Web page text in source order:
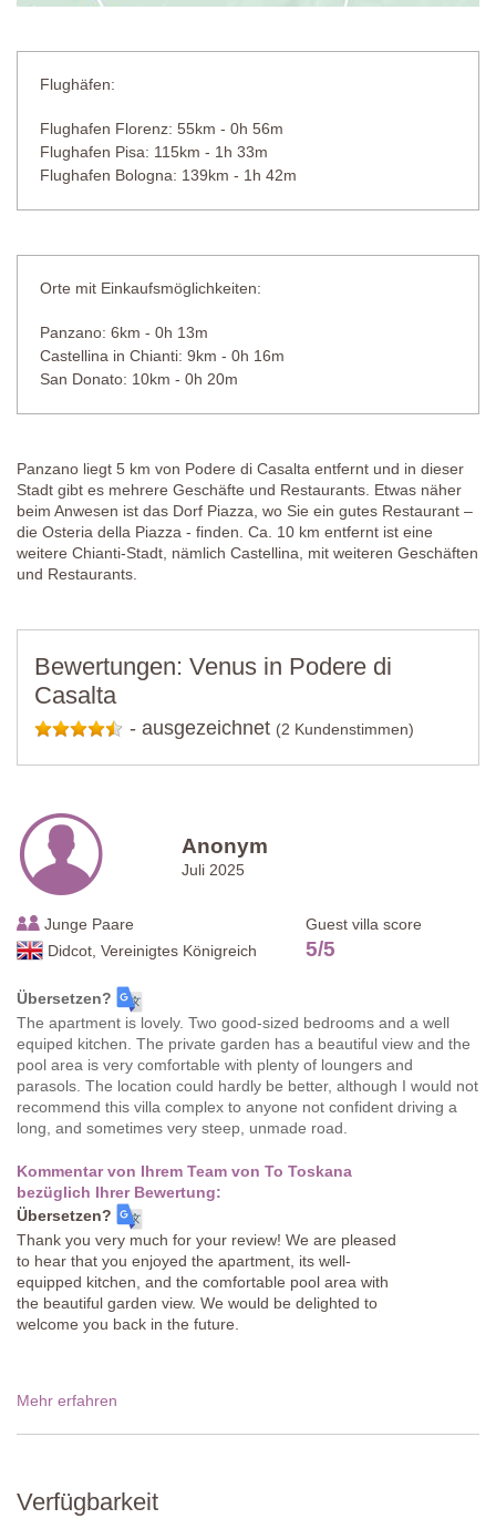
Flughäfen:
Flughafen Florenz: 55km - 0h 56m
Flughafen Pisa: 115km - 1h 33m
Flughafen Bologna: 139km - 1h 42m
Orte mit Einkaufsmöglichkeiten:
Panzano: 6km - 0h 13m
Castellina in Chianti: 9km - 0h 16m
San Donato: 10km - 0h 20m
Panzano liegt 5 km von Podere di Casalta entfernt und in dieser
Stadt gibt es mehrere Geschäfte und Restaurants. Etwas näher
beim Anwesen ist das Dorf Piazza, wo Sie ein gutes Restaurant –
die Osteria della Piazza - finden. Ca. 10 km entfernt ist eine
weitere Chianti-Stadt, nämlich Castellina, mit weiteren Geschäften
und Restaurants.
Bewertungen: Venus in Podere di
Casalta
- ausgezeichnet (2 Kundenstimmen)
Anonym
Juli 2025
Junge Paare
Didcot, Vereinigtes Königreich
Guest villa score
5/5
Übersetzen?
The apartment is lovely. Two good-sized bedrooms and a well
equiped kitchen. The private garden has a beautiful view and the
pool area is very comfortable with plenty of loungers and
parasols. The location could hardly be better, although I would not
recommend this villa complex to anyone not confident driving a
long, and sometimes very steep, unmade road.
Kommentar von Ihrem Team von To Toskana
bezüglich Ihrer Bewertung:
Übersetzen?
Thank you very much for your review! We are pleased
to hear that you enjoyed the apartment, its well-
equipped kitchen, and the comfortable pool area with
the beautiful garden view. We would be delighted to
welcome you back in the future.
Mehr erfahren
Verfügbarkeit